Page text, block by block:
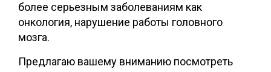
более серьезным заболеваниям как
онкология, нарушение работы головного
мозга.
Предлагаю вашему вниманию посмотреть